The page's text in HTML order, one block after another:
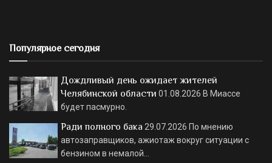
Популярное сегодня
Дождливый день ожидает жителей
Челябинской области 01.08.2026 В Миассе
будет пасмурно.
Ради полного бака 29.07.2026 По мнению
автозаправщиков, ажиотаж вокруг ситуации с
бензином в немалой…